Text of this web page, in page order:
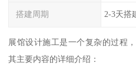
搭建周期 2-3天搭
展馆设计施工是一个复杂的过程
其主要内容的详细介绍：